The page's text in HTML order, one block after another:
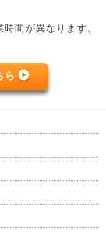
間が異なります。
ら